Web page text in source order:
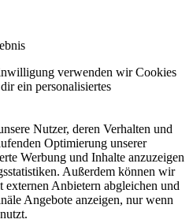
verwenden wir Cookies
ein personalisiertes
Nutzer, deren Verhalten und
Optimierung unserer
Werbung und Inhalte anzuzeigen
Außerdem können wir
externen Anbietern abgleichen und
Angebote anzeigen, nur wenn